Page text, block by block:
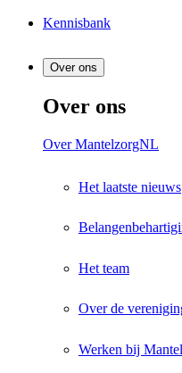
Kennisbank
Over ons
Over ons
Over MantelzorgNL
Het laatste nieuws
Het team
Over de
Werken bij